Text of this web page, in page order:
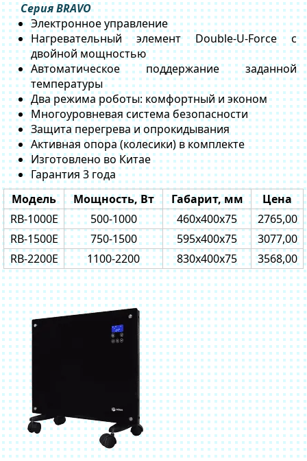
Серия BRAVO
Электронное управление
Нагревательный элемент Double-U-Force с
двойной мощностью
Автоматическое поддержание заданной
температуры
Два режима роботы: комфортный и эконом
Многоуровневая система безопасности
Защита перегрева и опрокидывания
Активная опора (колесики) в комплекте
Изготовлено во Китае
Гарантия 3 года
Модель
Мощность, Вт Габарит, мм
Цена
RB-1000Е
500-1000 460x400x75
2765,00
RB-1500Е
750-1500 595x400x75
3077,00
RB-2200Е
1100-2200 830x400x75 3568,00